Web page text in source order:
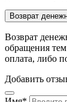
Возврат
Возврат
обращения
оплата, либо
Добавить